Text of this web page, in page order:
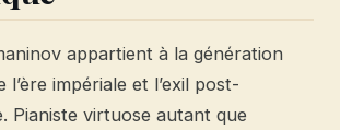
appartient à la génération
impériale et l’exil post-
Pianiste virtuose autant que